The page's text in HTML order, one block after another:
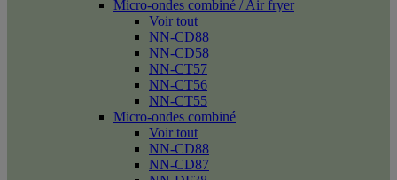
Micro-ondes combiné / Air fryer
Voir tout
NN-CD88
NN-CD58
NN-CT57
NN-CT56
NN-CT55
Micro-ondes combiné
Voir tout
NN-CD88
NN-CD87